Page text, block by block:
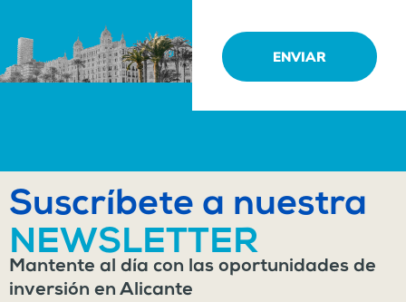
ENVIAR
Suscríbete a nuestra
NEWSLETTER
Mantente al día con las oportunidades de
inversión en Alicante